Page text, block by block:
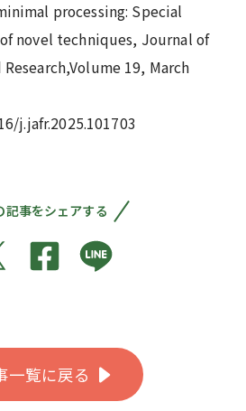
processing: Special
novel techniques, Journal of
19, March
j.jafr.2025.101703
記事をシェアする
一覧に戻る